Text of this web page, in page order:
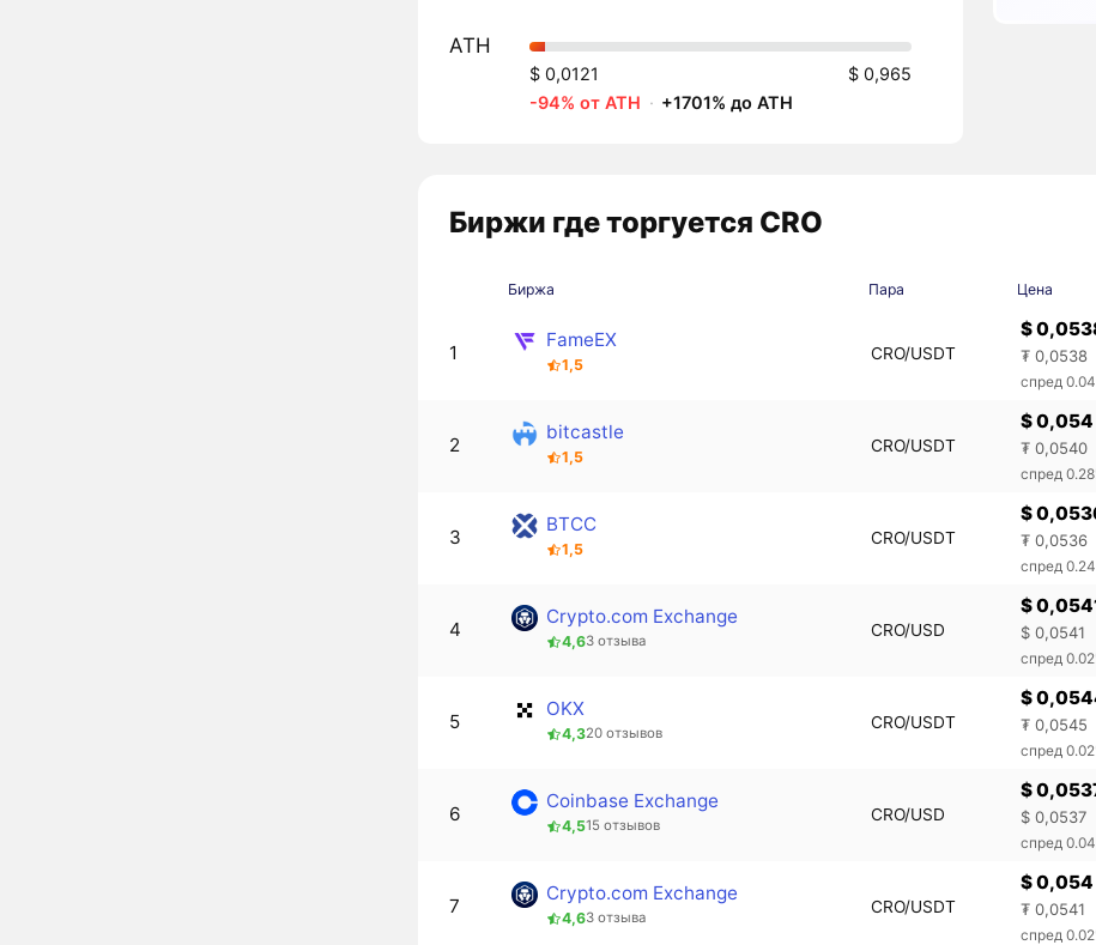
ATH
$ 0,0121
$ 0,965
-94% от ATH · +1701% до ATH
Биржи где торгуется CRO
Биржа Пара Цена
1
FameEX
1,5
CRO/USDT
$
₮ 0,0538
спред
2
bitcastle
1,5
CRO/USDT
$ 0,054
₮ 0,0540
спред
3
BTCC
1,5
CRO/USDT
$
₮ 0,0536
спред
4
Crypto.com Exchange
4,63 отзыва
CRO/USD
$
$ 0,0541
спред
5
OKX
4,320 отзывов
CRO/USDT
$
₮ 0,0545
спред
6
Coinbase Exchange
4,515 отзывов
CRO/USD
$
$ 0,0537
спред
7
Crypto.com Exchange
4,63 отзыва
CRO/USDT
$ 0,054
₮ 0,0541
спред